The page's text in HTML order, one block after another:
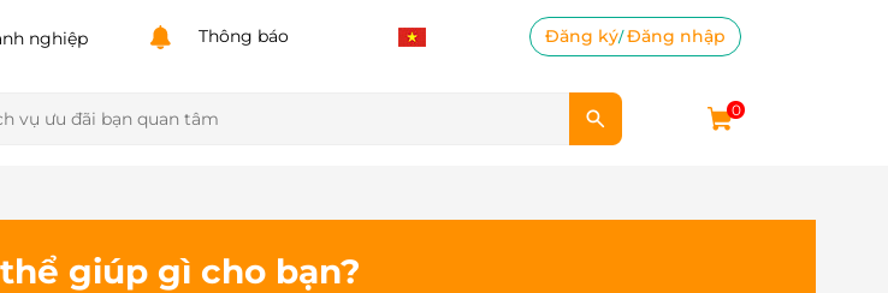
nghiệp Thông báo Đăng ký/Đăng nhập
0
giúp gì cho bạn?